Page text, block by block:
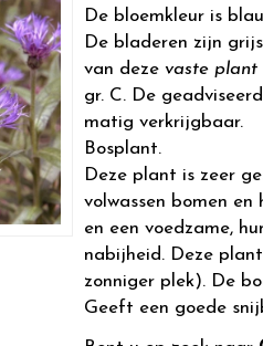
De bloemkleur is
De bladeren zijn
van deze vaste plant
gr. C. De
matig verkrijgbaar.
Bosplant.
Deze plant is zeer
volwassen bomen
en een voedzame,
nabijheid. Deze
zonniger plek). De
Geeft een goede